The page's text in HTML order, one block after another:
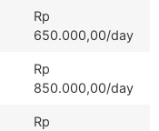
Rp
650.000,00/day
Rp
850.000,00/day
Rp